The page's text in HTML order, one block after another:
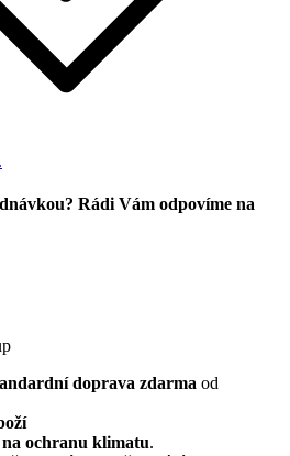
.
Rádi Vám odpovíme na
doprava zdarma od
na ochranu klimatu.